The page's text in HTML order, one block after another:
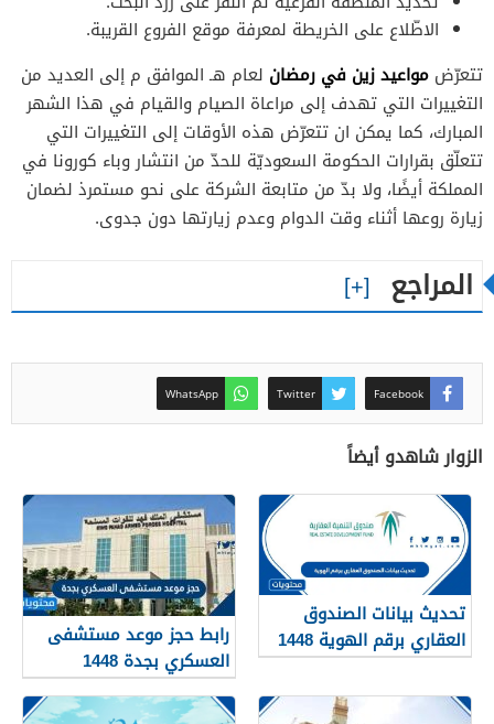
الاطّلاع على الخريطة لمعرفة موقع الفروع القريبة.
تتعرّض مواعيد زين في رمضان لعام هـ الموافق م إلى العديد من
التغييرات التي تهدف إلى مراعاة الصيام والقيام في هذا الشهر
المبارك، كما يمكن ان تتعرّض هذه الأوقات إلى التغييرات التي
تتعلّق بقرارات الحكومة السعوديّة للحدّ من انتشار وباء كورونا في
المملكة أيضًا، ولا بدّ من متابعة الشركة على نحو مستمرذ لضمان
زيارة روعها أثناء وقت الدوام وعدم زيارتها دون جدوى.
المراجع
Facebook
Twitter
WhatsApp
الزوار شاهدو أيضاً
تحديث بيانات الصندوق
العقاري برقم الهوية 1448
الرابط والخطوات
رابط حجز موعد مستشفى
العسكري بجدة 1448